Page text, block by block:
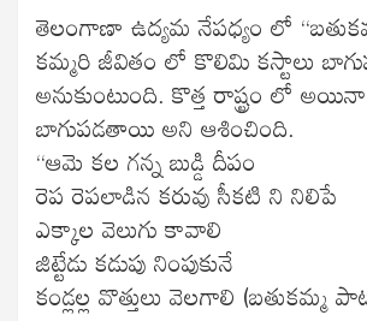
తెలంగాణా ఉద్యమ నేపధ్యం లో
కమ్మరి జీవితం లో కొలిమి కస్టాలు
అనుకుంటుంది. కొత్త రాష్ట్రం లో
బాగుపడతాయి అని ఆశించింది.
“ఆమె కల గన్న బుడ్డి దీపం
రెప రెపలాడిన కరువు సీకటి ని నిలిపే
ఎక్కాల వెలుగు కావాలి
జిట్టేడు కడుపు నింపుకునే
కండ్లల్ల వొత్తులు వెలగాలి (బతుకమ్మ